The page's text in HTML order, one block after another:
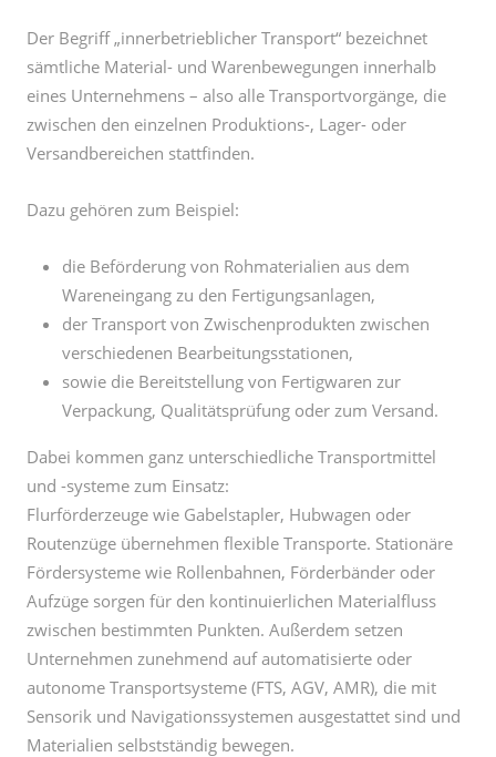
zwischen den einzelnen Produktions-, Lager- oder
Versandbereichen stattfinden.
Dazu gehören zum Beispiel:
Wareneingang zu den Fertigungsanlagen,
verschiedenen Bearbeitungsstationen,
sowie die Bereitstellung von Fertigwaren zur
Verpackung, Qualitätsprüfung oder zum Versand.
Dabei kommen ganz unterschiedliche Transportmittel
und -systeme zum Einsatz:
Routenzüge übernehmen flexible Transporte. Stationäre
Fördersysteme wie Rollenbahnen, Förderbänder oder
Aufzüge sorgen für den kontinuierlichen Materialfluss
zwischen bestimmten Punkten. Außerdem setzen
Unternehmen zunehmend auf automatisierte oder
autonome Transportsysteme (FTS, AGV, AMR), die mit
Sensorik und Navigationssystemen ausgestattet sind und
Materialien selbstständig bewegen.
Das Ziel ist immer dasselbe: Materialien müssen zur
richtigen Zeit, in der richtigen Menge, am richtigen Ort